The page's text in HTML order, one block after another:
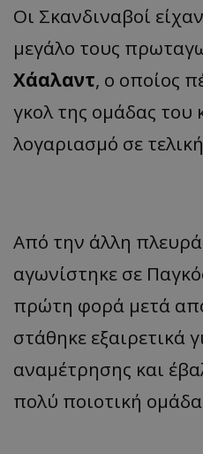
Οι Σκανδιναβοί
μεγάλο τους
Χάαλαντ, ο οποίος
γκολ της ομάδας του
λογαριασμό σε
Από την άλλη
αγωνίστηκε σε
πρώτη φορά μετά
στάθηκε εξαιρετικά
αναμέτρησης και
πολύ ποιοτική